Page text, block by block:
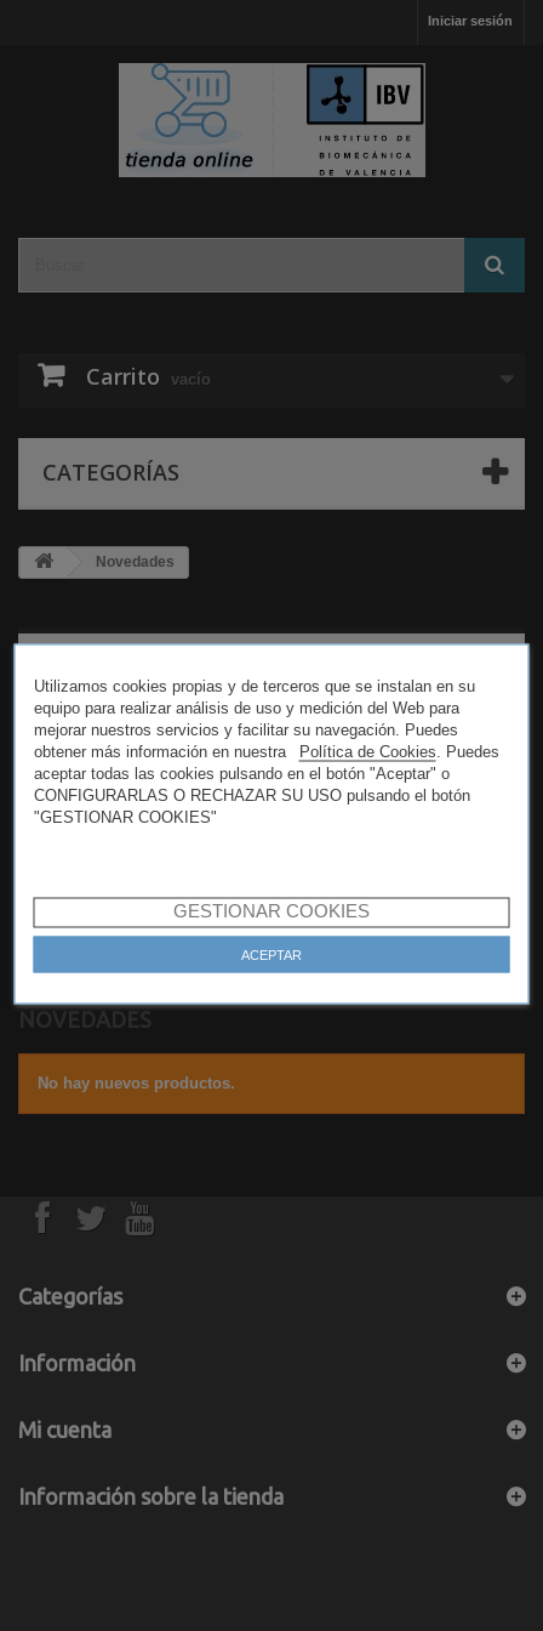
Iniciar sesión
Carrito vacío
CATEGORÍAS
Utilizamos cookies propias y de terceros que se instalan en su
equipo para realizar análisis de uso y medición del Web para
mejorar nuestros servicios y facilitar su navegación. Puedes
obtener más información en nuestra
Política de Cookies . Puedes
aceptar todas las cookies pulsando en el botón "Aceptar" o
CONFIGURARLAS O RECHAZAR SU USO pulsando el botón
"GESTIONAR COOKIES"
GESTIONAR COOKIES
ACEPTAR
Novedades
INFORMACIÓN
No hay nuevos productos.
Categorías
Información
Mi cuenta
Información sobre la tienda